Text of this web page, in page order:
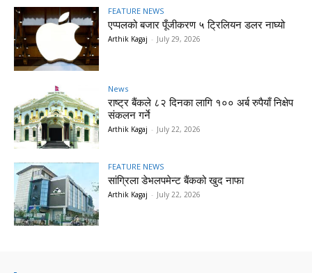
FEATURE NEWS
एप्पलको बजार पूँजीकरण ५ ट्रिलियन डलर नाघ्यो
Arthik Kagaj - July 29, 2026
News
राष्ट्र बैंकले ८२ दिनका लागि १०० अर्ब रुपैयाँ निक्षेप
संकलन गर्ने
Arthik Kagaj - July 22, 2026
FEATURE NEWS
सांग्रिला डेभलपमेन्ट बैंकको खुद नाफा
Arthik Kagaj - July 22, 2026